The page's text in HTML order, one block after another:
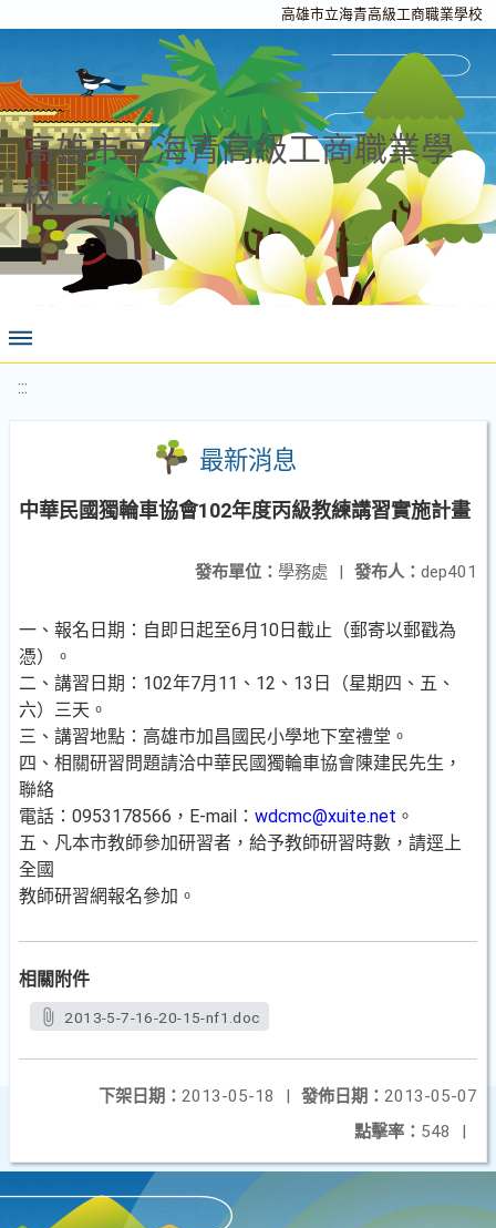
高雄市立海青高級工商職業學校
高雄市立海青高級工商職業學
校
:::
最新消息
中華民國獨輪車協會102年度丙級教練講習實施計畫
發布人： dep401
發布單位： 學務處 |
一、報名日期：自即日起至6月10日截止（郵寄以郵戳為
憑）。
二、講習日期：102年7月11、12、13日（星期四、五、
六）三天。
三、講習地點：高雄市加昌國民小學地下室禮堂。
四、相關研習問題請洽中華民國獨輪車協會陳建民先生，
聯絡
電話：0953178566，E-mail： wdcmc@xuite.net 。
五、凡本市教師參加研習者，給予教師研習時數，請逕上
全國
教師研習網報名參加。
相關附件
2013-5-7-16-20-15-nf1.doc
發佈日期： 2013-05-07
下架日期： 2013-05-18
|
點擊率： 548 |